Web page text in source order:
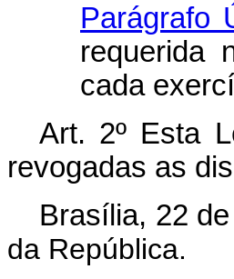
Parágrafo
requerida
cada
Art. 2º Esta
revogadas as
Brasília, 22
da República.